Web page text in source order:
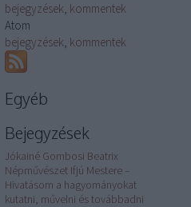
bejegyzések, kommentek
Atom
bejegyzések, kommentek
Egyéb
Bejegyzések
Jókainé Gombosi Beatrix
Népművészet Ifjú Mestere –
Hivatásom a hagyományokat
kutatni, művelni és továbbadni